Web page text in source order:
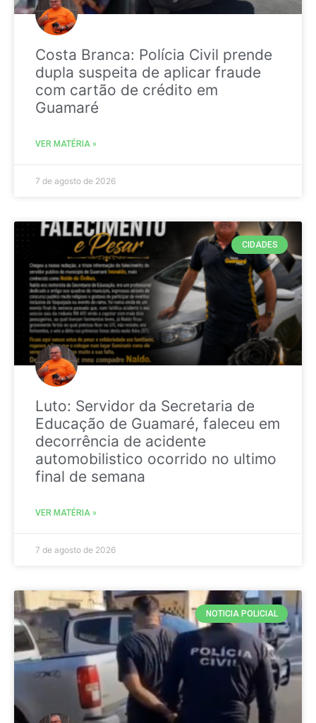
Costa Branca: Polícia Civil prende
dupla suspeita de aplicar fraude
com cartão de crédito em
Guamaré
VER MATÉRIA »
7 de agosto de 2026
CIDADES
Luto: Servidor da Secretaria de
Educação de Guamaré, faleceu em
decorrência de acidente
automobilistico ocorrido no ultimo
final de semana
VER MATÉRIA »
7 de agosto de 2026
NOTICIA POLICIAL